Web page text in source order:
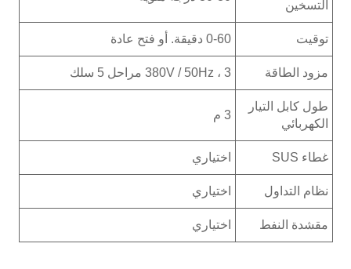
التسخين
توقيت 0-60 دقيقة. أو فتح عادة
مزود الطاقة 380V / 50Hz ، 3 مراحل 5 سلك
طول كابل التيار
الكهربائي
3 م
غطاء SUS اختياري
نظام التداول اختياري
مقشدة النفط اختياري